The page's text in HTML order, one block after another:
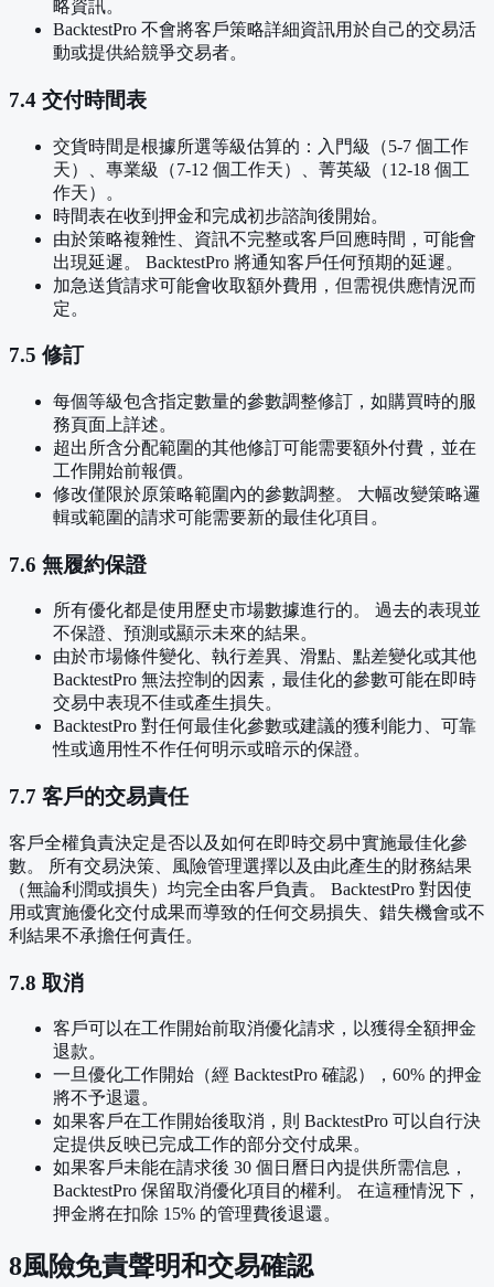
略資訊。
BacktestPro 不會將客戶策略詳細資訊用於自己的交易活
動或提供給競爭交易者。
7.4 交付時間表
交貨時間是根據所選等級估算的：入門級（5-7 個工作
天）、專業級（7-12 個工作天）、菁英級（12-18 個工
作天）。
時間表在收到押金和完成初步諮詢後開始。
由於策略複雜性、資訊不完整或客戶回應時間，可能會
出現延遲。 BacktestPro 將通知客戶任何預期的延遲。
加急送貨請求可能會收取額外費用，但需視供應情況而
定。
7.5 修訂
每個等級包含指定數量的參數調整修訂，如購買時的服
務頁面上詳述。
超出所含分配範圍的其他修訂可能需要額外付費，並在
工作開始前報價。
修改僅限於原策略範圍內的參數調整。 大幅改變策略邏
輯或範圍的請求可能需要新的最佳化項目。
7.6 無履約保證
所有優化都是使用歷史市場數據進行的。 過去的表現並
不保證、預測或顯示未來的結果。
由於市場條件變化、執行差異、滑點、點差變化或其他
BacktestPro 無法控制的因素，最佳化的參數可能在即時
交易中表現不佳或產生損失。
BacktestPro 對任何最佳化參數或建議的獲利能力、可靠
性或適用性不作任何明示或暗示的保證。
7.7 客戶的交易責任
客戶全權負責決定是否以及如何在即時交易中實施最佳化參
數。 所有交易決策、風險管理選擇以及由此產生的財務結果
（無論利潤或損失）均完全由客戶負責。 BacktestPro 對因使
用或實施優化交付成果而導致的任何交易損失、錯失機會或不
利結果不承擔任何責任。
7.8 取消
客戶可以在工作開始前取消優化請求，以獲得全額押金
退款。
一旦優化工作開始（經 BacktestPro 確認），60% 的押金
將不予退還。
如果客戶在工作開始後取消，則 BacktestPro 可以自行決
定提供反映已完成工作的部分交付成果。
如果客戶未能在請求後 30 個日曆日內提供所需信息，
BacktestPro 保留取消優化項目的權利。 在這種情況下，
押金將在扣除 15% 的管理費後退還。
8風險免責聲明和交易確認